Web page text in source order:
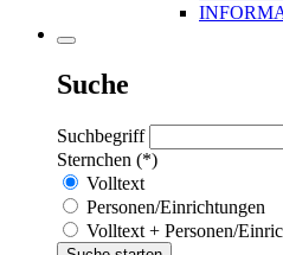
Suche
Suchbegriff
Sternchen (*)
Volltext
Personen/Einrichtungen
Volltext + Personen/